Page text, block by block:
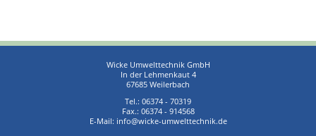
Wicke Umwelttechnik GmbH
In der Lehmenkaut 4
67685 Weilerbach
Tel.: 06374 - 70319
Fax.: 06374 - 914568
E-Mail: info@wicke-umwelttechnik.de